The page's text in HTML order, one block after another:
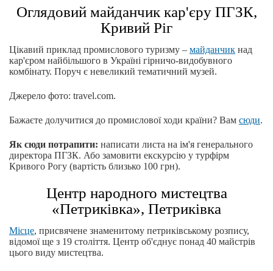
Оглядовий майданчик кар'єру ПГЗК,
Кривий Ріг
Цікавий приклад промислового туризму – майданчик над
кар'єром найбільшого в Україні гірничо-видобувного
комбінату. Поруч є невеликий тематичний музей.
Джерело фото: travel.com.
Бажаєте долучитися до промислової ходи країни? Вам сюди.
Як сюди потрапити: написати листа на ім'я генерального
директора ПГЗК. Або замовити екскурсію у турфірм
Кривого Рогу (вартість близько 100 грн).
Центр народного мистецтва
«Петриківка», Петриківка
Місце, присвячене знаменитому петриківському розпису,
відомої ще з 19 століття. Центр об'єднує понад 40 майстрів
цього виду мистецтва.